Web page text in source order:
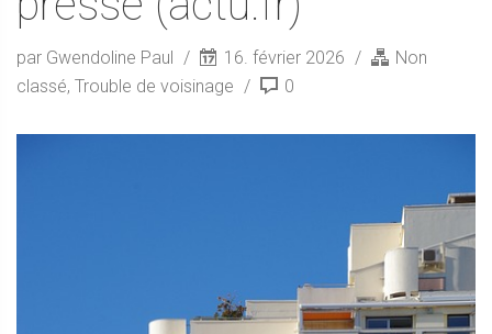
par Gwendoline Paul 16. février 2026
Non
classé, Trouble de voisinage 0